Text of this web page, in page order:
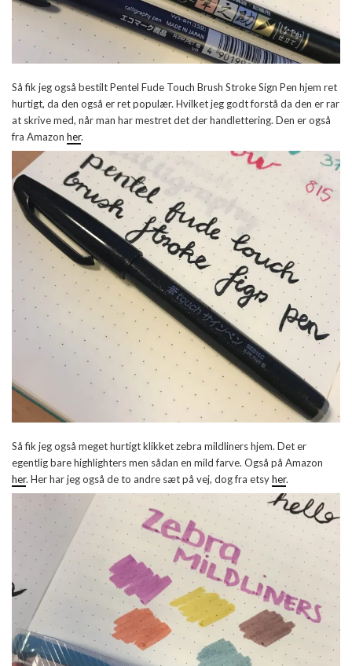
Så fik jeg også bestilt Pentel Fude Touch Brush Stroke Sign Pen hjem ret
hurtigt, da den også er ret populær. Hvilket jeg godt forstå da den er rar
at skrive med, når man har mestret det der handlettering. Den er også
fra Amazon her.
Så fik jeg også meget hurtigt klikket zebra mildliners hjem. Det er
egentlig bare highlighters men sådan en mild farve. Også på Amazon
her. Her har jeg også de to andre sæt på vej, dog fra etsyher.